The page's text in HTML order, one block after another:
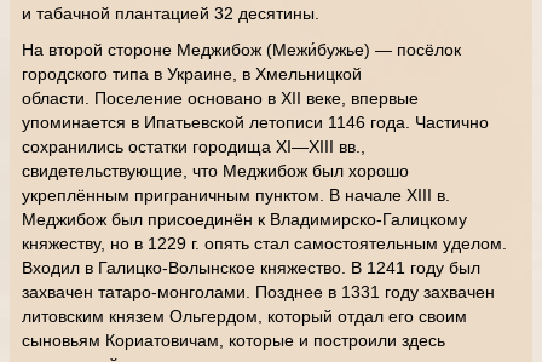
и табачной плантацией 32 десятины.
На второй стороне Меджибож (Межи́бужье) — посёлок
городского типа в Украине, в Хмельницкой
области. Поселение основано в XII веке, впервые
упоминается в Ипатьевской летописи 1146 года. Частично
сохранились остатки городища XI—XIII вв.,
свидетельствующие, что Меджибож был хорошо
укреплённым приграничным пунктом. В начале XIII в.
Меджибож был присоединён к Владимирско-Галицкому
княжеству, но в 1229 г. опять стал самостоятельным уделом.
Входил в Галицко-Волынское княжество. В 1241 году был
захвачен татаро-монголами. Позднее в 1331 году захвачен
литовским князем Ольгердом, который отдал его своим
сыновьям Кориатовичам, которые и построили здесь